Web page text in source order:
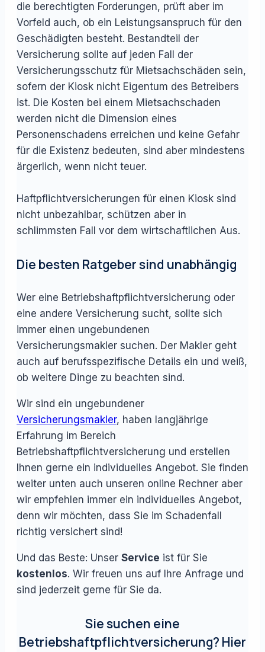
die berechtigten Forderungen, prüft aber im
Vorfeld auch, ob ein Leistungsanspruch für den
Geschädigten besteht. Bestandteil der
Versicherung sollte auf jeden Fall der
Versicherungsschutz für Mietsachschäden sein,
sofern der Kiosk nicht Eigentum des Betreibers
ist. Die Kosten bei einem Mietsachschaden
werden nicht die Dimension eines
Personenschadens erreichen und keine Gefahr
für die Existenz bedeuten, sind aber mindestens
ärgerlich, wenn nicht teuer.
Haftpflichtversicherungen für einen Kiosk sind
nicht unbezahlbar, schützen aber in
schlimmsten Fall vor dem wirtschaftlichen Aus.
Die besten Ratgeber sind unabhängig
Wer eine Betriebshaftpflichtversicherung oder
eine andere Versicherung sucht, sollte sich
immer einen ungebundenen
Versicherungsmakler suchen. Der Makler geht
auch auf berufsspezifische Details ein und weiß,
ob weitere Dinge zu beachten sind.
Wir sind ein ungebundener
Versicherungsmakler, haben langjährige
Erfahrung im Bereich
Betriebshaftpflichtversicherung und erstellen
Ihnen gerne ein individuelles Angebot. Sie finden
weiter unten auch unseren online Rechner aber
wir empfehlen immer ein individuelles Angebot,
denn wir möchten, dass Sie im Schadenfall
richtig versichert sind!
Und das Beste: Unser Service ist für Sie
kostenlos. Wir freuen uns auf Ihre Anfrage und
sind jederzeit gerne für Sie da.
Sie suchen eine
Betriebshaftpflichtversicherung? Hier